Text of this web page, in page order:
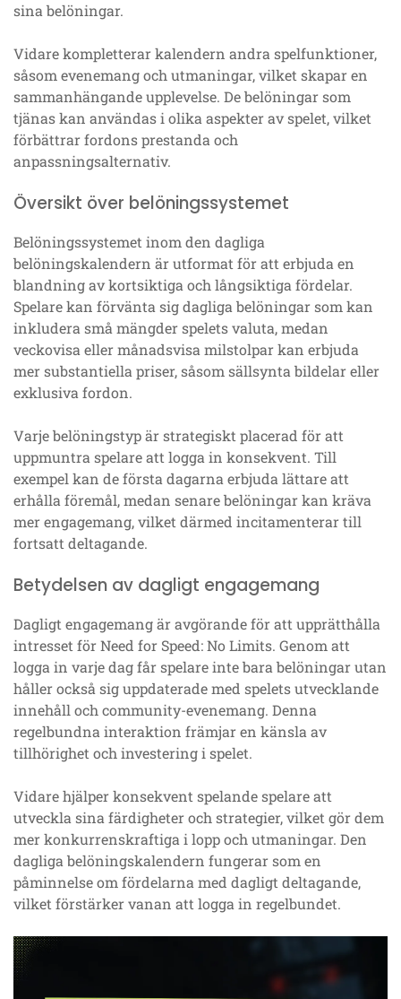
sina belöningar.
Vidare kompletterar kalendern andra spelfunktioner,
såsom evenemang och utmaningar, vilket skapar en
sammanhängande upplevelse. De belöningar som
tjänas kan användas i olika aspekter av spelet, vilket
förbättrar fordons prestanda och
anpassningsalternativ.
Översikt över belöningssystemet
Belöningssystemet inom den dagliga
belöningskalendern är utformat för att erbjuda en
blandning av kortsiktiga och långsiktiga fördelar.
Spelare kan förvänta sig dagliga belöningar som kan
inkludera små mängder spelets valuta, medan
veckovisa eller månadsvisa milstolpar kan erbjuda
mer substantiella priser, såsom sällsynta bildelar eller
exklusiva fordon.
Varje belöningstyp är strategiskt placerad för att
uppmuntra spelare att logga in konsekvent. Till
exempel kan de första dagarna erbjuda lättare att
erhålla föremål, medan senare belöningar kan kräva
mer engagemang, vilket därmed incitamenterar till
fortsatt deltagande.
Betydelsen av dagligt engagemang
Dagligt engagemang är avgörande för att upprätthålla
intresset för Need for Speed: No Limits. Genom att
logga in varje dag får spelare inte bara belöningar utan
håller också sig uppdaterade med spelets utvecklande
innehåll och community-evenemang. Denna
regelbundna interaktion främjar en känsla av
tillhörighet och investering i spelet.
Vidare hjälper konsekvent spelande spelare att
utveckla sina färdigheter och strategier, vilket gör dem
mer konkurrenskraftiga i lopp och utmaningar. Den
dagliga belöningskalendern fungerar som en
påminnelse om fördelarna med dagligt deltagande,
vilket förstärker vanan att logga in regelbundet.